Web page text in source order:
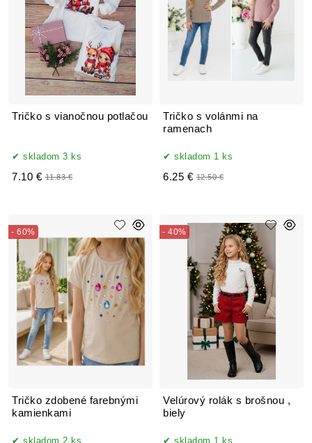
Tričko s vianočnou potlačou
skladom 3 ks
7.10 € 11.83 €
Tričko s volánmi na
ramenach
skladom 1 ks
6.25 € 12.50 €
Tričko zdobené farebnými
kamienkami
- 60%
skladom 2 ks
Velúrový rolák s brošnou ,
biely
- 40%
skladom 1 ks